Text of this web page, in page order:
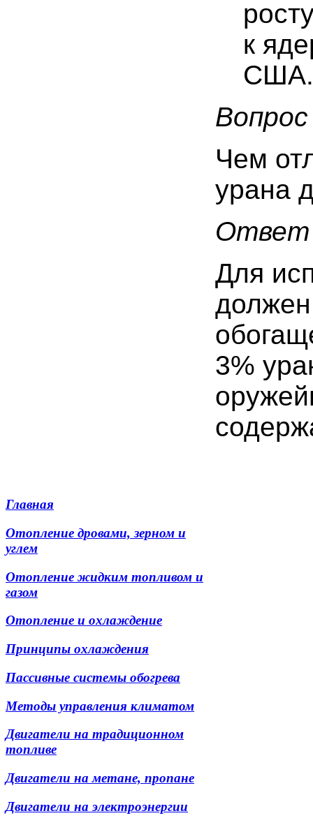
к
США.
Вопрос
Чем
урана
Ответ
Для
3%
Главная
Отопление дровами, зерном и
углем
Отопление жидким топливом и
газом
Отопление и охлаждение
Принципы охлаждения
Пассивные системы обогрева
Методы управления климатом
Двигатели на традиционном
топливе
Двигатели на метане, пропане
Двигатели на электроэнергии